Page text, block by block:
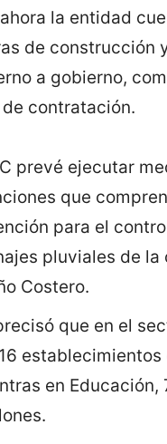
la entidad
de construcción
a gobierno,
contratación.
prevé ejecutar
que
para el
pluviales de
Costero.
que en el
en